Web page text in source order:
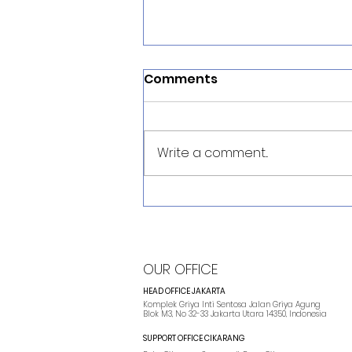
AWS Public Cloud vs
Perusahaan?
Comments
Write a comment...
OUR OFFICE
HEAD OFFICE JAKARTA
Komplek Griya Inti Sentosa Jalan Griya Agung
Blok M3, No 32-33 Jakarta Utara 14350, Indonesia
SUPPORT OFFICE CIKARANG